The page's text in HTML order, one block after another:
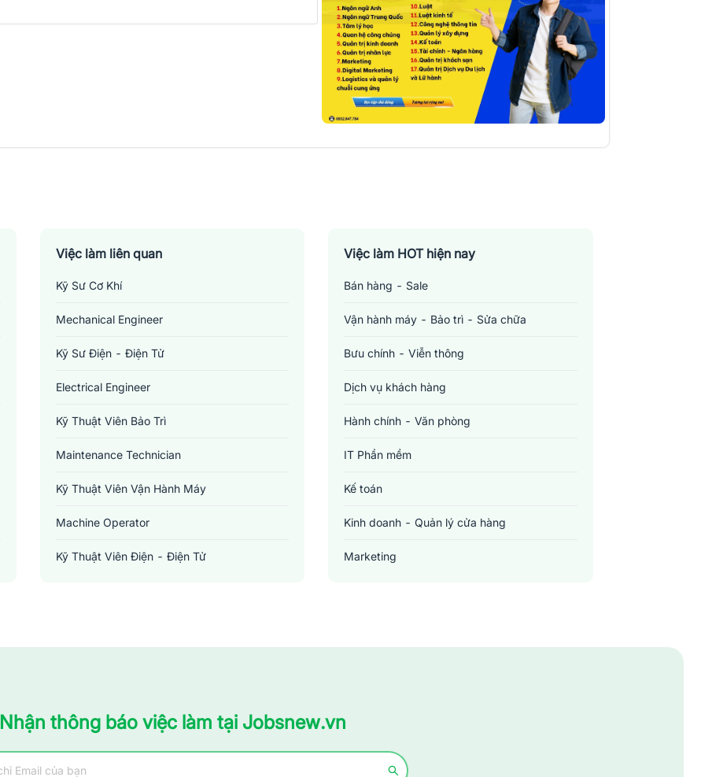
Việc làm liên quan
Kỹ Sư Cơ Khí
Mechanical Engineer
Kỹ Sư Điện - Điện Tử
Electrical Engineer
Kỹ Thuật Viên Bảo Trì
Maintenance Technician
Kỹ Thuật Viên Vận Hành Máy
Machine Operator
Kỹ Thuật Viên Điện - Điện Tử
Việc làm HOT hiện nay
Bán hàng - Sale
Vận hành máy - Bảo trì - Sửa chữa
Bưu chính - Viễn thông
Dịch vụ khách hàng
Hành chính - Văn phòng
IT Phần mềm
Kế toán
Kinh doanh - Quản lý cửa hàng
Marketing
Nhận thông báo việc làm tại Jobsnew.vn